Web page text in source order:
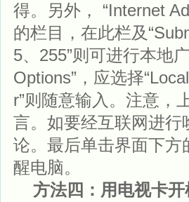
得。另外， “Internet
的栏目，在此栏及
5、255”则可进行本地
Options”，应选择
r”则随意输入。注意，
言。如要经互联网进
论。最后单击界面下方
醒电脑。
方法四：用电视卡开